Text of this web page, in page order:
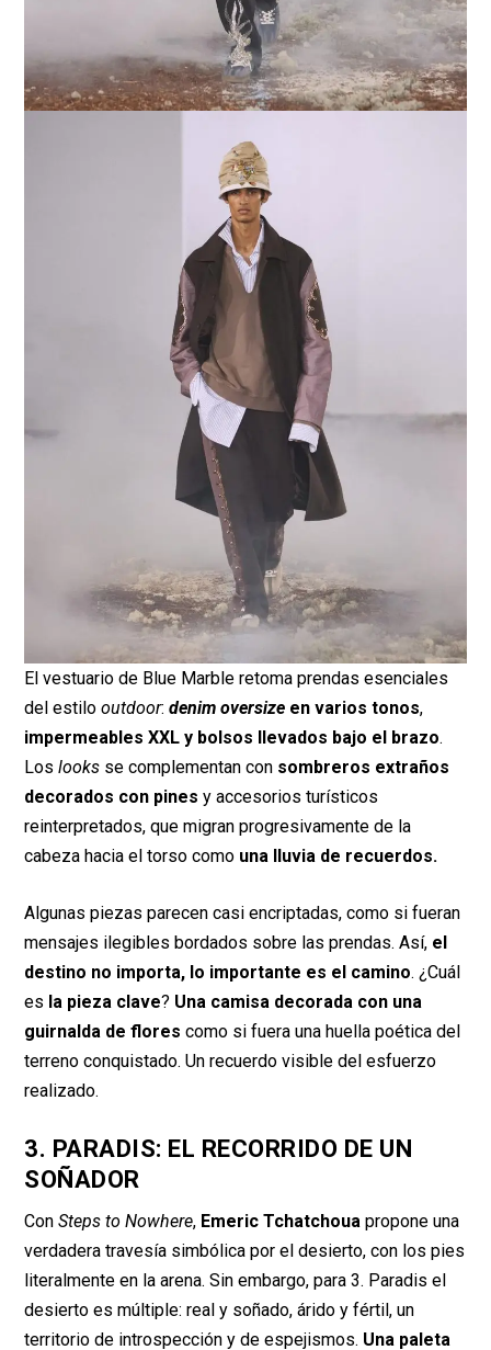
El vestuario de Blue Marble retoma prendas esenciales
del estilooutdoor:denim oversize en varios tonos,
impermeables XXL y bolsos llevados bajo el brazo.
Loslooks se complementan con sombreros extraños
decorados con pines y accesorios turísticos
reinterpretados, que migran progresivamente de la
cabeza hacia el torso como una lluvia de recuerdos.
Algunas piezas parecen casi encriptadas, como si fueran
mensajes ilegibles bordados sobre las prendas. Así, el
destino no importa, lo importante es el camino. ¿Cuál
es la pieza clave? Una camisa decorada con una
guirnalda de flores como si fuera una huella poética del
terreno conquistado. Un recuerdo visible del esfuerzo
realizado.
3. PARADIS: EL RECORRIDO DE UN
SOÑADOR
ConSteps to Nowhere, Emeric Tchatchoua propone una
verdadera travesía simbólica por el desierto, con los pies
literalmente en la arena. Sin embargo, para 3. Paradis el
desierto es múltiple: real y soñado, árido y fértil, un
territorio de introspección y de espejismos. Una paleta